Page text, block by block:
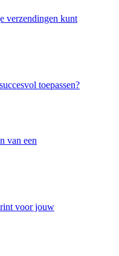
verzendingen kunt
toepassen?
van een
voor jouw